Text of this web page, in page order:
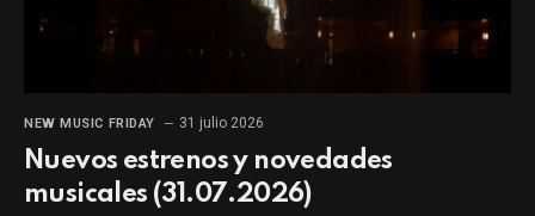
NEW MUSIC FRIDAY 31 julio 2026
Nuevos estrenos y novedades
musicales (31.07.2026)